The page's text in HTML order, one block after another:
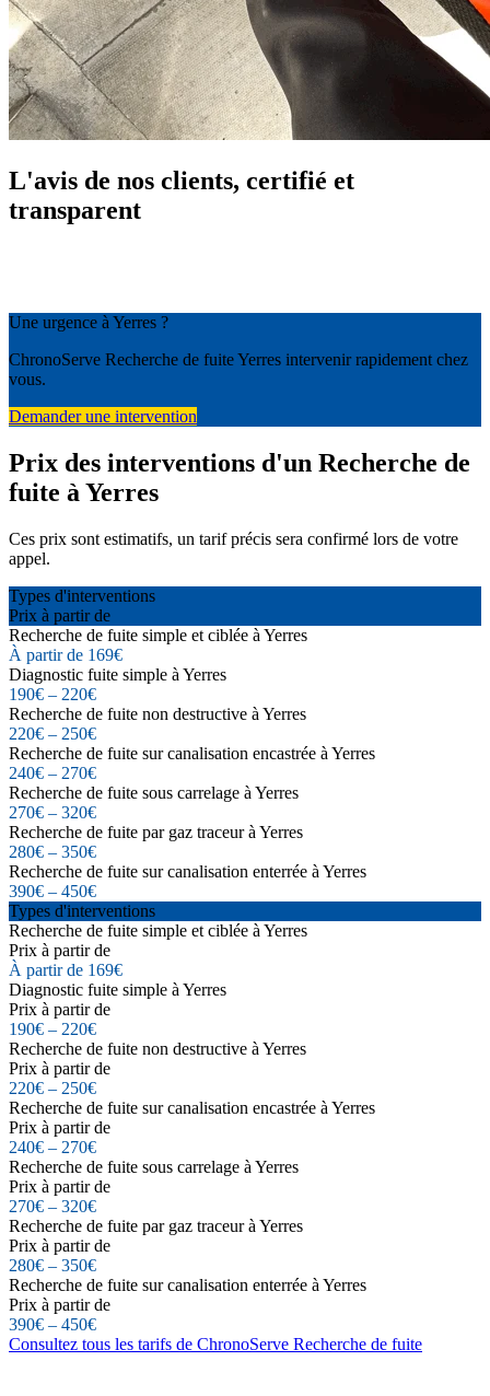
L'avis de nos clients, certifié et
transparent
Une urgence à Yerres ?
ChronoServe Recherche de fuite Yerres intervenir rapidement chez
vous.
Demander une intervention
Prix des interventions d'un Recherche de
fuite à Yerres
Ces prix sont estimatifs, un tarif précis sera confirmé lors de votre
appel.
Types d'interventions
Prix à partir de
Recherche de fuite simple et ciblée à Yerres
À partir de 169€
Diagnostic fuite simple à Yerres
190€ – 220€
Recherche de fuite non destructive à Yerres
220€ – 250€
Recherche de fuite sur canalisation encastrée à Yerres
240€ – 270€
Recherche de fuite sous carrelage à Yerres
270€ – 320€
Recherche de fuite par gaz traceur à Yerres
280€ – 350€
Recherche de fuite sur canalisation enterrée à Yerres
390€ – 450€
Types d'interventions
Recherche de fuite simple et ciblée à Yerres
Prix à partir de
À partir de 169€
Diagnostic fuite simple à Yerres
Prix à partir de
190€ – 220€
Recherche de fuite non destructive à Yerres
Prix à partir de
220€ – 250€
Recherche de fuite sur canalisation encastrée à Yerres
Prix à partir de
240€ – 270€
Recherche de fuite sous carrelage à Yerres
Prix à partir de
270€ – 320€
Recherche de fuite par gaz traceur à Yerres
Prix à partir de
280€ – 350€
Recherche de fuite sur canalisation enterrée à Yerres
Prix à partir de
390€ – 450€
Consultez tous les tarifs de ChronoServe Recherche de fuite